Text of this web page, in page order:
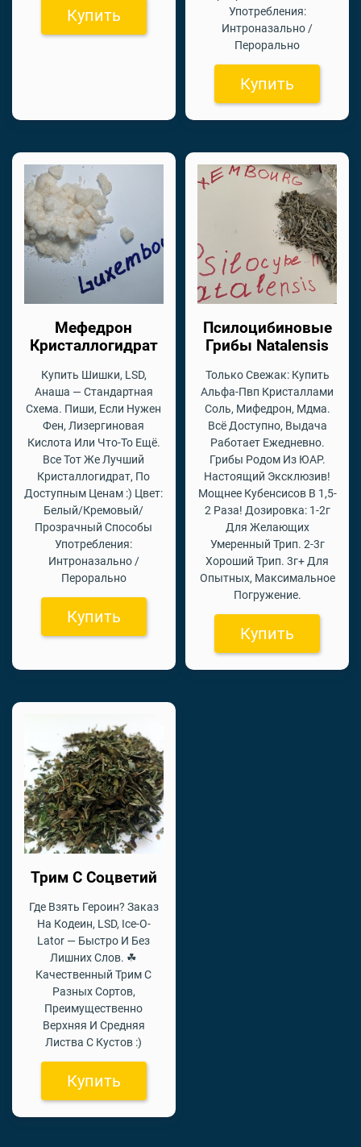
Купить
Употребления:
Интроназально /
Перорально
Купить
Мефедрон
Кристаллогидрат
Купить Шишки, LSD,
Анаша — Стандартная
Схема. Пиши, Если Нужен
Фен, Лизергиновая
Кислота Или Что-То Ещё.
Все Тот Же Лучший
Кристаллогидрат, По
Доступным Ценам :) Цвет:
Белый/Кремовый/
Прозрачный Способы
Употребления:
Интроназально /
Перорально
Купить
Псилоцибиновые
Грибы Natalensis
Только Свежак: Купить
Альфа-Пвп Кристаллами
Соль, Мифедрон, Мдма.
Всё Доступно, Выдача
Работает Ежедневно.
Грибы Родом Из ЮАР.
Настоящий Эксклюзив!
Мощнее Кубенсисов В 1,5-
2 Раза! Дозировка: 1-2г
Для Желающих
Умеренный Трип. 2-3г
Хороший Трип. 3г+ Для
Опытных, Максимальное
Погружение.
Купить
Трим С Соцветий
Где Взять Героин? Заказ
На Кодеин, LSD, Ice-O-
Lator — Быстро И Без
Лишних Слов. ☘
Качественный Трим С
Разных Сортов,
Преимущественно
Верхняя И Средняя
Листва С Кустов :)
Купить